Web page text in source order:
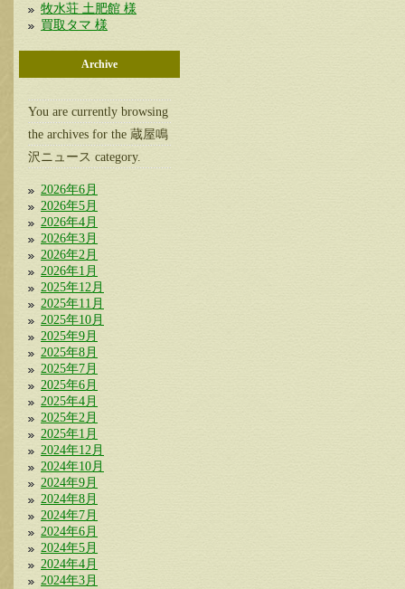
牧水荘 土肥館 様
買取タマ 様
Archive
You are currently browsing
the archives for the 蔵屋鳴
沢ニュース category.
2026年6月
2026年5月
2026年4月
2026年3月
2026年2月
2026年1月
2025年12月
2025年11月
2025年10月
2025年9月
2025年8月
2025年7月
2025年6月
2025年4月
2025年2月
2025年1月
2024年12月
2024年10月
2024年9月
2024年8月
2024年7月
2024年6月
2024年5月
2024年4月
2024年3月